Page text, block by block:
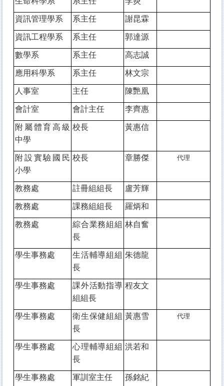
資訊管理學系
系主任 謝昆霖
資訊工程學系 系主任
郭達源
數學系
系主任
高志誠
應用科學系
系主任
林文宗
人事室
主任
陳艷凰
會計室
會計主任
李齊惠
附屬體育高級
中學
校長 黃惠信
附設實驗國民
小學
校長 章勝傑 代理
教務處 註冊組組長
盧芳輝
教務處
課務組組長
羅炳和
教務處
綜合業務組組
長
林自奮
學生事務處
生活輔導組組
長
朱德龍
學生事務處
課外活動指導
組組長
程友文
學生事務處
衛生保健組組
長
黃惠雪 代理
學生事務處
心理輔導組組
長
洪若和
學生事務處 軍訓室主任
孫銘紀